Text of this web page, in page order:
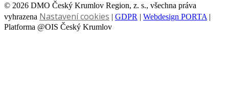
© 2026 DMO Český Krumlov Region, z. s., všechna práva
vyhrazena Nastavení cookies | GDPR | Webdesign PORTA |
Platforma @OIS Český Krumlov